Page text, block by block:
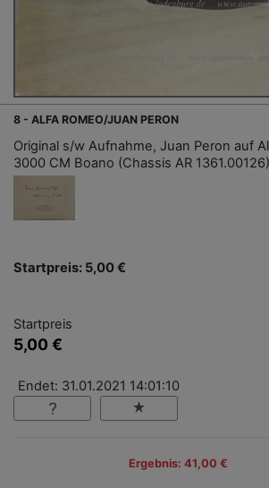
8 - ALFA ROMEO/JUAN PERON
Original s/w Aufnahme, Juan Peron auf
3000 CM Boano (Chassis AR
Startpreis: 5,00 €
Startpreis
5,00 €
Endet: 31.01.2021 14:01:10
Ergebnis: 41,00 €